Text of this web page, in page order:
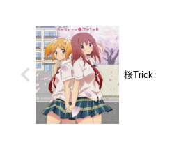
桜Trick